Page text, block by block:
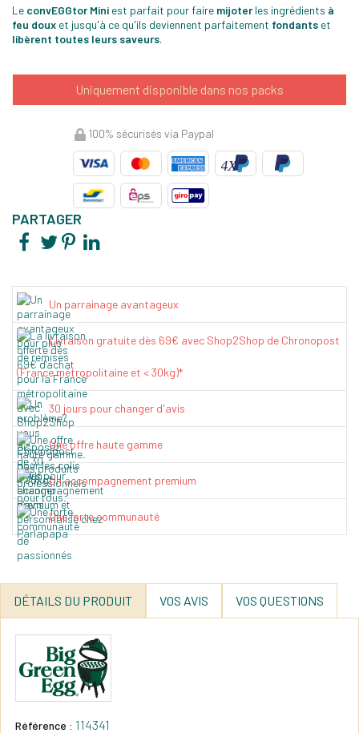
Le convEGGtor Mini est parfait pour faire mijoterles ingrédients à
feu doux et jusqu'à ce qu'ils deviennent parfaitement fondants et
libèrent toutes leurs saveurs.
Uniquement disponible dans nos packs
100% sécurisés via Paypal
PARTAGER
Un parrainage avantageux
Livraison gratuite dès 69€ avec Shop2Shop de Chronopost
(France métropolitaine et < 30kg)*
30 jours pour changer d'avis
Une offre haute gamme
Un accompagnement premium
Une forte communauté
DÉTAILS DU PRODUIT VOS AVIS VOS QUESTIONS
Référence : 114341